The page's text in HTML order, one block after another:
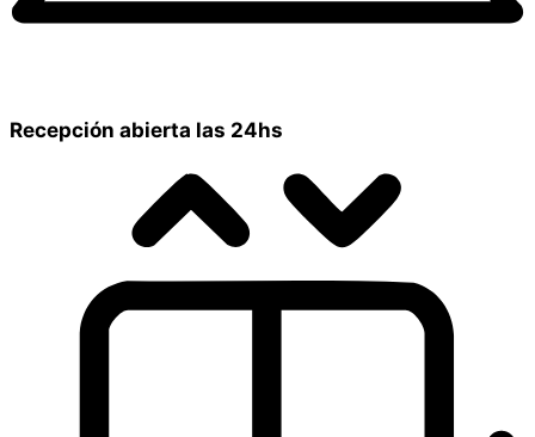
Recepción abierta las 24hs